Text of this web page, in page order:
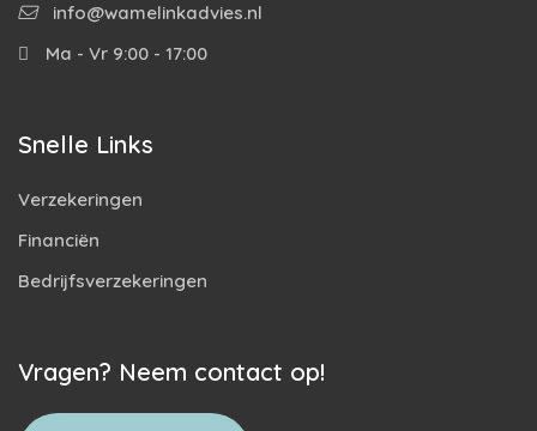
info@wamelinkadvies.nl
Ma - Vr 9:00 - 17:00
Snelle Links
Verzekeringen
Financiën
Bedrijfsverzekeringen
Vragen? Neem contact op!